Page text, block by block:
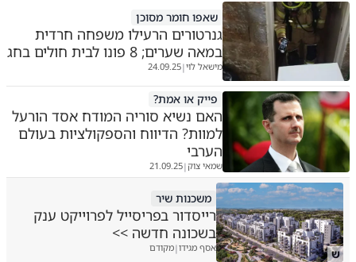
שאפו חומר מסוכן
גנרטורים הרעילו משפחה חרדית
במאה שערים; 8 פונו לבית חולים בחג
מישאל לוי|
24.09.25
פייק או אמת?
האם נשיא סוריה המודח אסד הורעל
למוות? הדיווח והספקולציות בעולם
הערבי
שמאי צוק |
21.09.25
ש
משכנות שיר
רייסדור בפריסייל לפרוייקט ענק
בשכונה חדשה >>
אסף מגידו|מקודם